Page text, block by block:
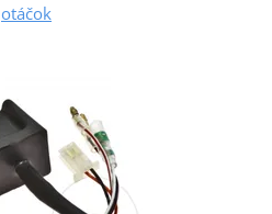
otáčok